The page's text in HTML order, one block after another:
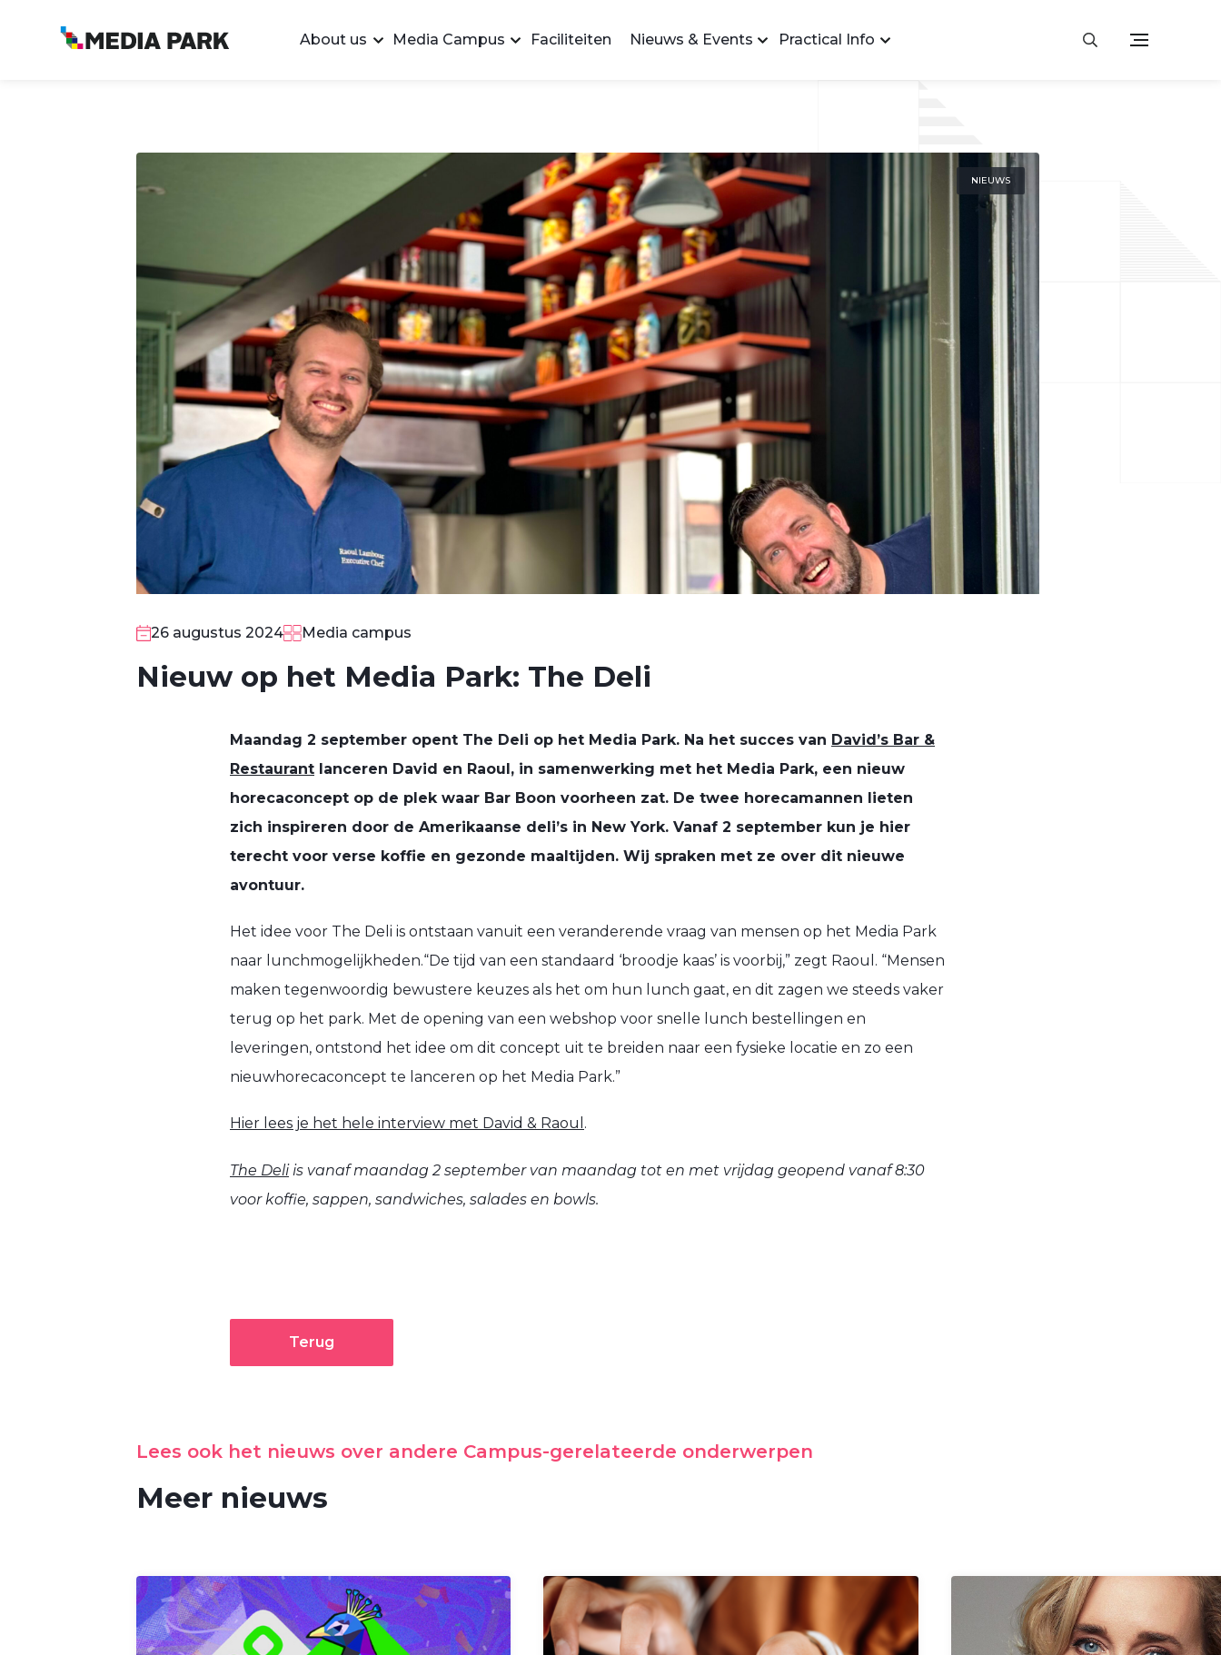
About us Media Campus Faciliteiten Nieuws & Events Practical Info
NIEUWS
26 augustus 2024 Media campus
Nieuw op het Media Park: The Deli
Maandag 2 september opent The Deli op het Media Park. Na het succes van David’s Bar &
Restaurant lanceren David en Raoul, in samenwerking met het Media Park, een nieuw
horecaconcept op de plek waar Bar Boon voorheen zat. De twee horecamannen lieten
zich inspireren door de Amerikaanse deli’s in New York. Vanaf 2 september kun je hier
terecht voor verse koffie en gezonde maaltijden. Wij spraken met ze over dit nieuwe
avontuur.
Het idee voor The Deli is ontstaan vanuit een veranderende vraag van mensen op het Media Park
naar lunchmogelijkheden.“De tijd van een standaard ‘broodje kaas’ is voorbij,” zegt Raoul. “Mensen
maken tegenwoordig bewustere keuzes als het om hun lunch gaat, en dit zagen we steeds vaker
terug op het park. Met de opening van een webshop voor snelle lunch bestellingen en
leveringen, ontstond het idee om dit concept uit te breiden naar een fysieke locatie en zo een
nieuwhorecaconcept te lanceren op het Media Park.”
Hier lees je het hele interview met David & Raoul .
The Deliis vanaf maandag 2 september van maandag tot en met vrijdag geopend vanaf 8:30
voor koffie, sappen, sandwiches, salades en bowls.
Terug
Lees ook het nieuws over andere Campus-gerelateerde onderwerpen
Meer nieuws